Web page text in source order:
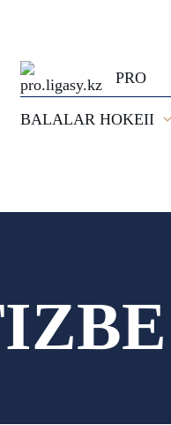
PRO
BALALAR HOKEII